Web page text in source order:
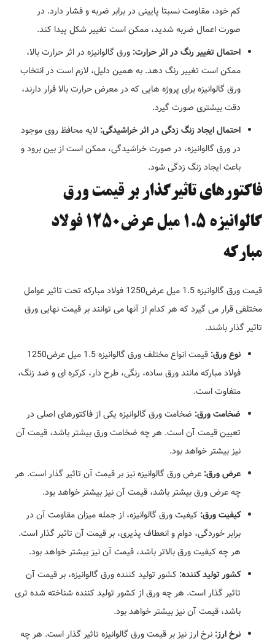
کم خود، مقاومت نسبتا پایینی در برابر ضربه و فشار دارد. در
صورت اعمال ضربه شدید، ممکن است تغییر شکل پیدا کند.
احتمال تغییر رنگ در اثر حرارت: ورق گالوانیزه در اثر حرارت بالا،
ممکن است تغییر رنگ دهد. به همین دلیل، لازم است در انتخاب
ورق گالوانیزه برای پروژه هایی که در معرض حرارت بالا قرار دارند،
دقت بیشتری صورت گیرد.
احتمال ایجاد زنگ زدگی در اثر خراشیدگی: لایه محافظ روی موجود
در ورق گالوانیزه، در صورت خراشیدگی، ممکن است از بین برود و
باعث ایجاد زنگ زدگی شود.
فاکتورهای تاثیرگذار بر قیمت ورق
گالوانیزه 1.5 میل عرض1250 فولاد
مبارکه
قیمت ورق گالوانیزه 1.5 میل عرض1250 فولاد مبارکه تحت تاثیر عوامل
مختلفی قرار می گیرد که هر کدام از آنها می توانند بر قیمت نهایی ورق
تاثیر گذار باشند.
نوع ورق:
قیمت انواع مختلف ورق گالوانیزه 1.5 میل عرض1250
فولاد مبارکه مانند ورق ساده، رنگی، طرح دار، کرکره ای و ضد زنگ،
متفاوت است.
ضخامت ورق: ضخامت ورق گالوانیزه یکی از فاکتورهای اصلی در
تعیین قیمت آن است. هر چه ضخامت ورق بیشتر باشد، قیمت آن
نیز بیشتر خواهد بود.
عرض ورق: عرض ورق گالوانیزه نیز بر قیمت آن تاثیر گذار است. هر
چه عرض ورق بیشتر باشد، قیمت آن نیز بیشتر خواهد بود.
کیفیت ورق: کیفیت ورق گالوانیزه، از جمله میزان مقاومت آن در
برابر خوردگی، دوام و انعطاف پذیری، بر قیمت آن تاثیر گذار است.
هر چه کیفیت ورق بالاتر باشد، قیمت آن نیز بیشتر خواهد بود.
کشور تولید کننده: کشور تولید کننده ورق گالوانیزه، بر قیمت آن
تاثیر گذار است. هر چه ورق از کشور تولید کننده شناخته شده تری
باشد، قیمت آن نیز بیشتر خواهد بود.
نرخ ارز: نرخ ارز نیز بر قیمت ورق گالوانیزه تاثیر گذار است. هر چه